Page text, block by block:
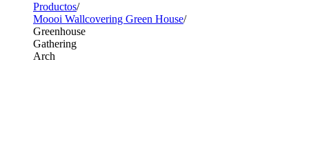
Productos
Moooi Wallcovering Green House
Greenhouse
Gathering
Arch